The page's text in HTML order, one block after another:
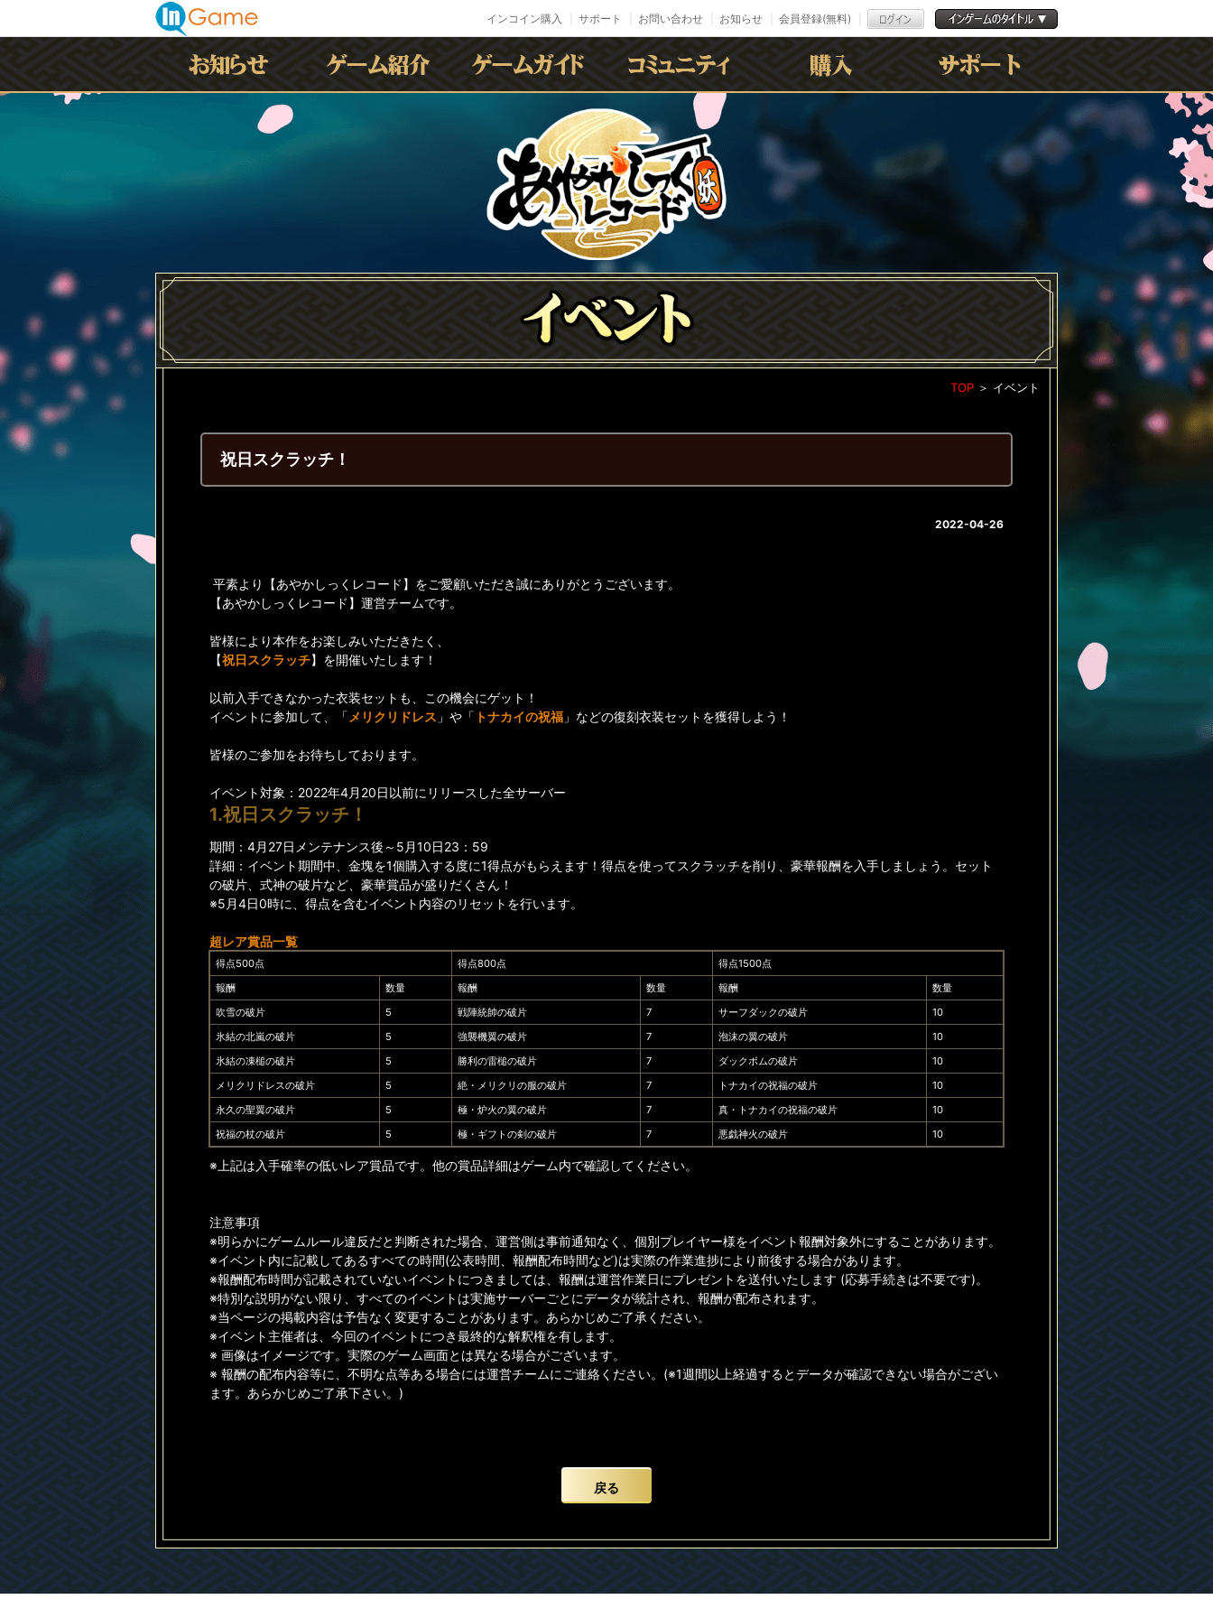
インコイン購入 サポート お問い合わせ お知らせ 会員登録(無料)
イベント 利用規約
ﾌﾟﾗｲﾊﾞｼｰﾎﾟﾘｼｰ
TOP ＞ イベント
祝日スクラッチ！
2022-04-26
平素より【あやかしっくレコード】をご愛顧いただき誠にありがとうございます。
【あやかしっくレコード】運営チームです。
皆様により本作をお楽しみいただきたく、
【祝日スクラッチ】を開催いたします！
以前入手できなかった衣装セットも、この機会にゲット！
イベントに参加して、「 メリクリドレス 」や「 トナカイの祝福 」などの復刻衣装セットを獲得しよう！
皆様のご参加をお待ちしております。
イベント対象：2022年4月20日以前にリリースした全サーバー
1.祝日スクラッチ！
期間：4月27日メンテナンス後～5月10日23：59
詳細：イベント期間中、金塊を1個購入する度に1得点がもらえます！得点を使ってスクラッチを削り、豪華報酬を入手しましょう。セット
の破片、式神の破片など、豪華賞品が盛りだくさん！
※5月4日0時に、得点を含むイベント内容のリセットを行います。
超レア賞品一覧
得点500点 得点800点
得点1500点
報酬
数量 報酬 数量 報酬
数量
吹雪の破片
5 戦陣統帥の破片 7 サーフダックの破片
10
氷結の北嵐の破片
5 強襲機翼の破片 7 泡沫の翼の破片
10
氷結の凍槌の破片
5 勝利の雷槌の破片 7 ダックボムの破片
10
メリクリドレスの破片
5 絶・メリクリの服の破片 7 トナカイの祝福の破片
10
永久の聖翼の破片
5 極・炉火の翼の破片 7 真・トナカイの祝福の破片
10
祝福の杖の破片
5 極・ギフトの剣の破片 7 悪戯神火の破片 10
※上記は入手確率の低いレア賞品です。他の賞品詳細はゲーム内で確認してください。
注意事項
※明らかにゲームルール違反だと判断された場合、運営側は事前通知なく、個別プレイヤー様をイベント報酬対象外にすることがあります。
※イベント内に記載してあるすべての時間(公表時間、報酬配布時間など)は実際の作業進捗により前後する場合があります。
※報酬配布時間が記載されていないイベントにつきましては、報酬は運営作業日にプレゼントを送付いたします (応募手続きは不要です)。
※特別な説明がない限り、すべてのイベントは実施サーバーごとにデータが統計され、報酬が配布されます。
※当ページの掲載内容は予告なく変更することがあります。あらかじめご了承ください。
※イベント主催者は、今回のイベントにつき最終的な解釈権を有します。
※ 画像はイメージです。実際のゲーム画面とは異なる場合がございます。
※ 報酬の配布内容等に、不明な点等ある場合には運営チームにご連絡ください。(※1週間以上経過するとデータが確認できない場合がござい
ます。あらかじめご了承下さい。)
戻る